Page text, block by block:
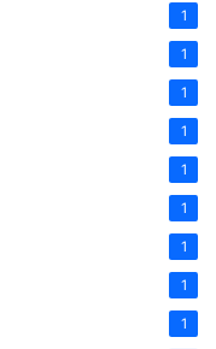
1
1
1
1
1
1
1
1
1